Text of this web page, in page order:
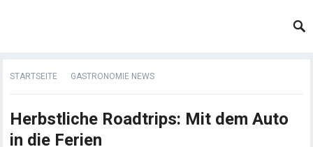
STARTSEITE GASTRONOMIE NEWS
Herbstliche Roadtrips: Mit dem Auto
in die Ferien